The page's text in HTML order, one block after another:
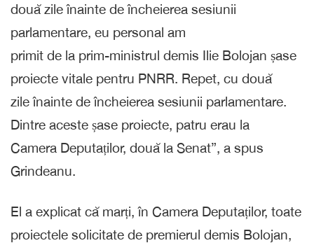
două zile înainte de încheierea sesiunii
parlamentare, eu personal am
primit de la prim-ministrul demis Ilie Bolojan șase
proiecte vitale pentru PNRR. Repet, cu două
zile înainte de încheierea sesiunii parlamentare.
Dintre aceste șase proiecte, patru erau la
Camera Deputaților, două la Senat”, a spus
Grindeanu.
El a explicat că marți, în Camera Deputaților, toate
proiectele solicitate de premierul demis Bolojan,